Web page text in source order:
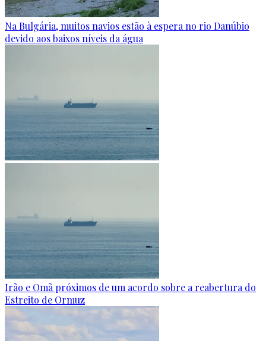
Na Bulgária, muitos navios estão à espera no rio Danúbio
devido aos baixos níveis da água
Irão e Omã próximos de um acordo sobre a reabertura do
Estreito de Ormuz